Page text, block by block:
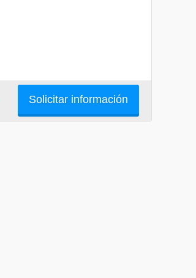
Solicitar información